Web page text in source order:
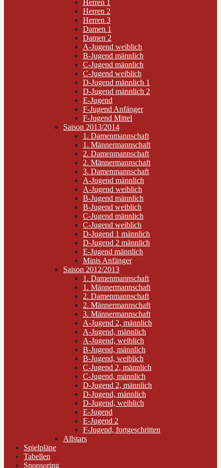
Herren 1
Herren 2
Herren 3
Damen 1
Damen 2
A-Jugend weiblich
B-Jugend männlich
C-Jugend männlich
C-Jugend weiblich
D-Jugend männlich 1
D-Jugend männlich 2
E-Jugend
F-Jugend Anfänger
F-Jugend Mittel
Saison 2013/2014
1. Damenmannschaft
1. Männermannschaft
2. Damenmannschaft
2. Männermannschaft
3. Damenmannschaft
A-Jugend männlich
A-Jugend weiblich
B-Jugend männlich
B-Jugend weiblich
C-Jugend männlich
C-Jugend weiblich
D-Jugend 1 männlich
D-Jugend 2 männlich
E-Jugend männlich
Minis Anfänger
Saison 2012/2013
1. Damenmannschaft
1. Männermannschaft
2. Damenmannschaft
2. Männermannschaft
3. Männermannschaft
A-Jugend 2, männlich
A-Jugend, männlich
A-Jugend, weiblich
B-Jugend, männlich
B-Jugend, weiblich
C-Jugend 2, männlich
C-Jugend, männlich
D-Jugend 2, männlich
D-Jugend, männlich
D-Jugend, weiblich
E-Jugend
E-Jugend 2
F-Jugend, fortgeschritten
Allstars
Spielpläne
Tabellen
Sponsoring